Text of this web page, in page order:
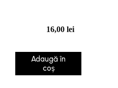
16,00 lei
Adaugă în
coș